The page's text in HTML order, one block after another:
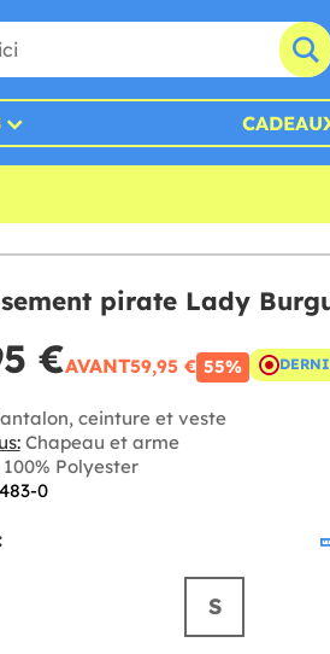
pirate Lady
€AVANT59,95 € 55%
ceinture et veste
Chapeau et arme
Polyester
0
S